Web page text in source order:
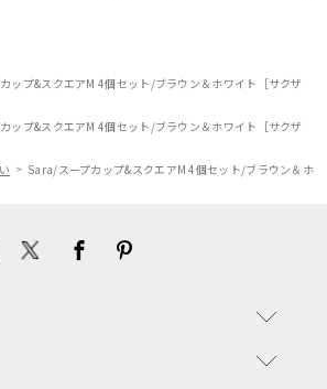
ップ&スクエアM 4個セット/ブラウン＆ホワイト［サクザ
ップ&スクエアM 4個セット/ブラウン＆ホワイト［サクザ
Sara/スープカップ&スクエアM 4個セット/ブラウン＆ホ